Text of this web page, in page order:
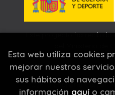
Este proyecto ha
2026 ©Llibreria Carrer
Esta web utiliza cookies
mejorar nuestros
sus hábitos de
información aquí o